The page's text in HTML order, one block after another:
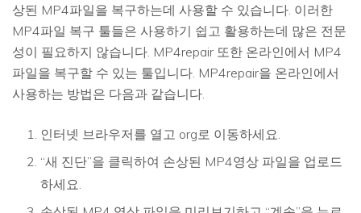
상된 MP4파일을 복구하는데 사용할 수 있습니다. 이러한
MP4파일 복구 툴들은 사용하기 쉽고 활용하는데 많은 전문
성이 필요하지 않습니다. MP4repair 또한 온라인에서 MP4
파일을 복구할 수 있는 툴입니다. MP4repair을 온라인에서
사용하는 방법은 다음과 같습니다.
인터넷 브라우저를 열고 org로 이동하세요.
“새 진단”을 클릭하여 손상된 MP4영상 파일을 업로드
하세요.